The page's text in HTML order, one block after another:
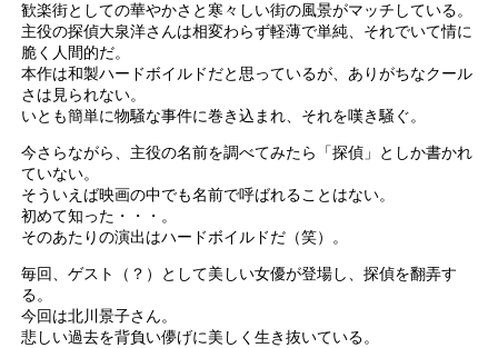
歓楽街としての華やかさと寒々しい街の風景がマッチしている。
主役の探偵大泉洋さんは相変わらず軽薄で単純、それでいて情に
脆く人間的だ。
本作は和製ハードボイルドだと思っているが、ありがちなクール
さは見られない。
いとも簡単に物騒な事件に巻き込まれ、それを嘆き騒ぐ。
今さらながら、主役の名前を調べてみたら「探偵」としか書かれ
ていない。
そういえば映画の中でも名前で呼ばれることはない。
初めて知った・・・。
そのあたりの演出はハードボイルドだ（笑）。
毎回、ゲスト（？）として美しい女優が登場し、探偵を翻弄す
る。
今回は北川景子さん。
悲しい過去を背負い儚げに美しく生き抜いている。